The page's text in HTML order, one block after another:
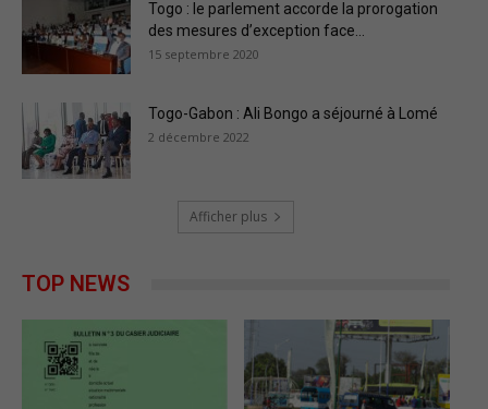
Togo : le parlement accorde la prorogation
des mesures d’exception face...
15 septembre 2020
Togo-Gabon : Ali Bongo a séjourné à Lomé
2 décembre 2022
Afficher plus
TOP NEWS